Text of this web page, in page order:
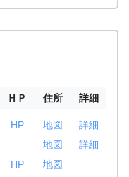
ＨＰ 住所 詳細
HP 地図
詳細
地図
詳細
HP
地図